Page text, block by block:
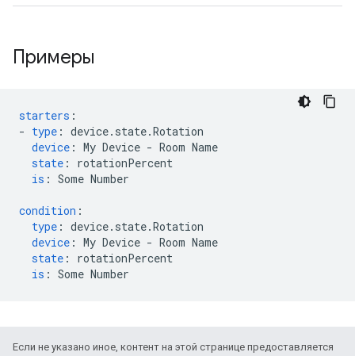
Примеры
starters :
- type : device.state.Rotation
device : My Device - Room Name
state :
rotationPercent
is : Some Number
condition :
type : device.state.Rotation
device : My Device - Room Name
state :
rotationPercent
is : Some Number
Если не указано иное, контент на этой странице предоставляется